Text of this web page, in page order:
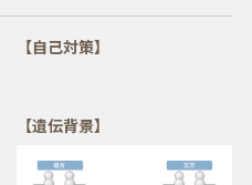
【自己対策】
【遺伝背景】